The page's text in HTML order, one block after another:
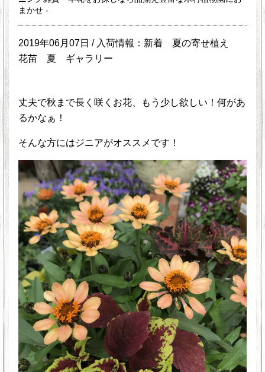
まかせ -
2019年06月07日 / 入荷情報：新着
夏の寄せ植え
花苗 夏
ギャラリー
丈夫で秋まで長く咲くお花、もう少し欲しい！何があ
るかなぁ！
そんな方にはジニアがオススメです！